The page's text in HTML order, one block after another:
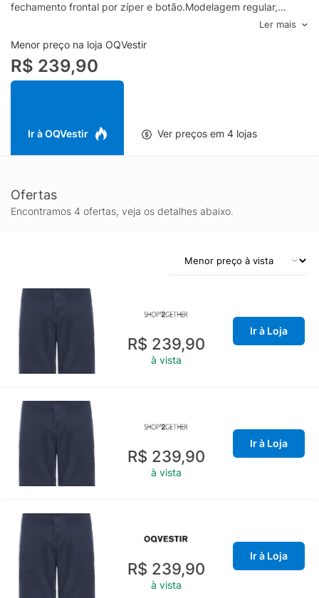
fechamento frontal por zíper e botão.Modelagem regular,
sugerimos o tamanho padrão.Composição: 98,5% Algodão 1,5%
ElastanoCor: AzulMarca: John John
Ler mais
Menor preço na loja OQVestir
R$ 239,90
Ir à OQVestir Ver preços em 4 lojas
Ofertas
Encontramos 4 ofertas, veja os detalhes abaixo.
R$ 239,90
à vista
Ir à Loja
R$ 239,90
à vista
Ir à Loja
R$ 239,90
à vista
Ir à Loja